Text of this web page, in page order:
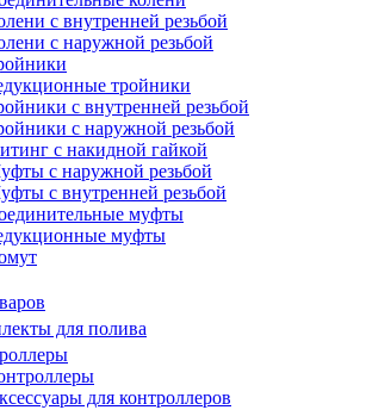
с внутренней резьбой
с наружной резьбой
тройники
с внутренней резьбой
с наружной резьбой
с накидной гайкой
с наружной резьбой
с внутренней резьбой
муфты
муфты
для полива
для контроллеров